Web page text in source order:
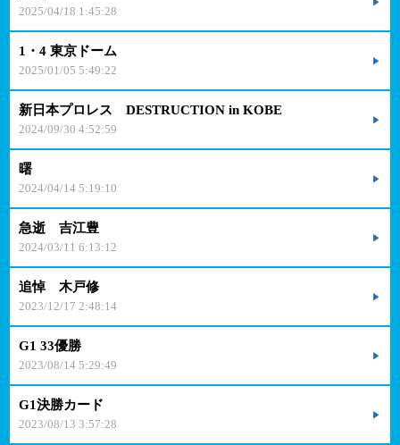
2025/04/18 1:45:28
1・4 東京ドーム
2025/01/05 5:49:22
新日本プロレス DESTRUCTION in KOBE
2024/09/30 4:52:59
曙
2024/04/14 5:19:10
急逝 吉江豊
2024/03/11 6:13:12
追悼 木戸修
2023/12/17 2:48:14
G1 33優勝
2023/08/14 5:29:49
G1決勝カード
2023/08/13 3:57:28